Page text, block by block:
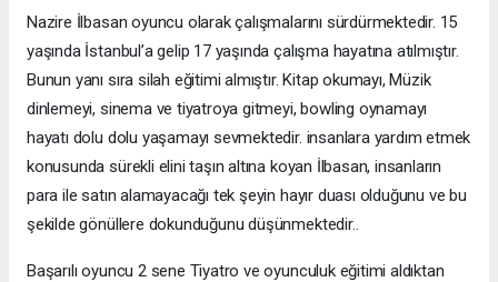
Nazire İlbasan oyuncu olarak çalışmalarını sürdürmektedir. 15
yaşında İstanbul’a gelip 17 yaşında çalışma hayatına atılmıştır.
Bunun yanı sıra silah eğitimi almıştır. Kitap okumayı, Müzik
dinlemeyi, sinema ve tiyatroya gitmeyi, bowling oynamayı
hayatı dolu dolu yaşamayı sevmektedir. insanlara yardım etmek
konusunda sürekli elini taşın altına koyan İlbasan, insanların
para ile satın alamayacağı tek şeyin hayır duası olduğunu ve bu
şekilde gönüllere dokunduğunu düşünmektedir..
Başarılı oyuncu 2 sene Tiyatro ve oyunculuk eğitimi aldıktan